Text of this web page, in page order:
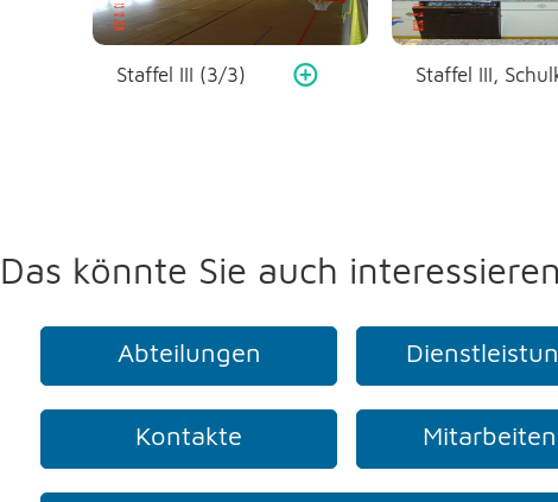
Staffel III (3/3)
Das könnte Sie auch interessieren
Abteilungen
Kontakte